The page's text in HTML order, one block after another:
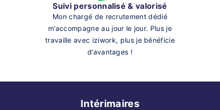
Suivi personnalisé & valorisé
Mon chargé de recrutement dédié
m’accompagne au jour le jour. Plus je
travaille avec iziwork, plus je bénéficie
d’avantages !
Intérimaires